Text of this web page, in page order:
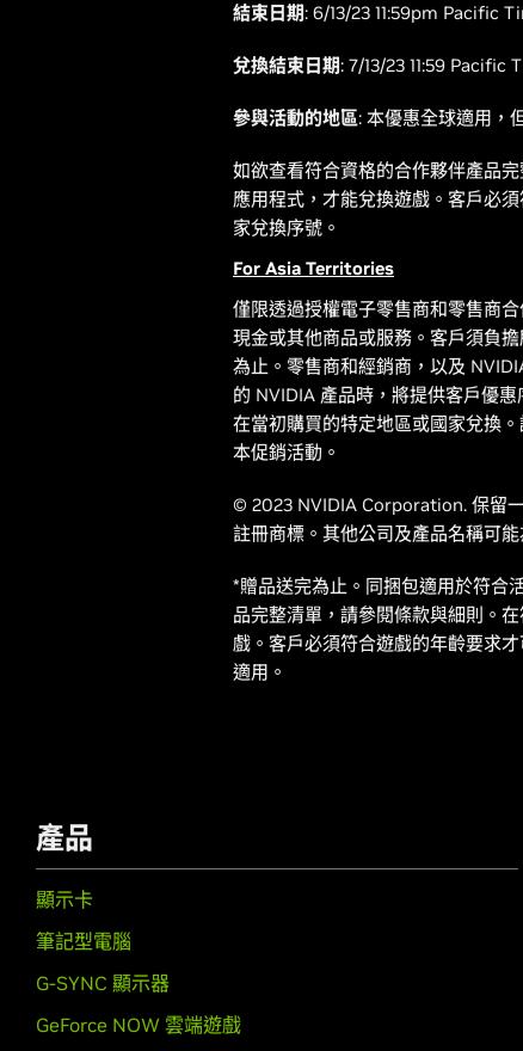
結束日期: 6/13/23 11:59pm Pacific
兌換結束日期: 7/13/23 11:59 Pacific
參與活動的地區: 本優惠全球適用，
如欲查看符合資格的合作夥伴產品
應用程式，才能兌換遊戲。客戶必
家兌換序號。
For Asia Territories
僅限透過授權電子零售商和零售商
現金或其他商品或服務。客戶須負
為止。零售商和經銷商，以及
的 NVIDIA 產品時，將提供客戶優
在當初購買的特定地區或國家兌換
本促銷活動。
© 2023 NVIDIA Corporation. 保留
註冊商標。其他公司及產品名稱可
*贈品送完為止。同捆包適用於符合
品完整清單，請參閱條款與細則。
戲。客戶必須符合遊戲的年齡要求
適用。
產品
顯示卡
筆記型電腦
G-SYNC 顯示器
GeForce NOW 雲端遊戲